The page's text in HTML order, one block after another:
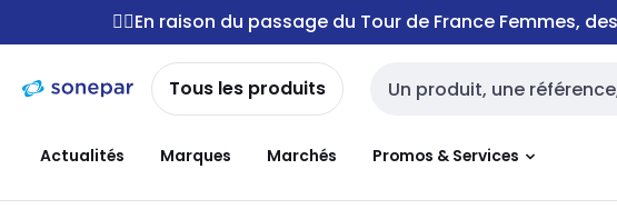
navigation
Passer
au
contenu
🚴‍♂️En raison du passage du Tour de France Femmes,
Tous les produits Entrée de recherche
Actualités Marques Marchés Promos & Services